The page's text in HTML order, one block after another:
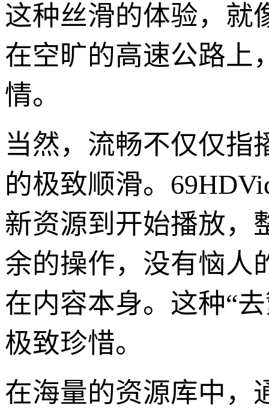
这种丝滑的体验，就
在空旷的高速公路上
情。
当然，流畅不仅仅指
的极致顺滑。
新资源到开始播放，
余的操作，没有恼人
在内容本身。这种“
极致珍惜。
在海量的资源库中，